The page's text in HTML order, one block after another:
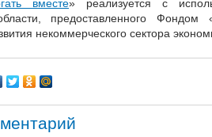
вместе» реализуется с
предоставленного Фондом
некоммерческого сектора